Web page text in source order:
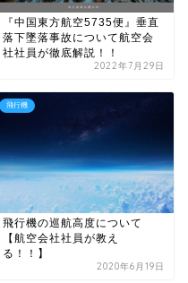
『中国東方航空5735便』垂直
落下墜落事故について航空会
社社員が徹底解説！！
2022年7月29日
飛行機
飛行機の巡航高度について
【航空会社社員が教え
る！！】
2020年6月19日